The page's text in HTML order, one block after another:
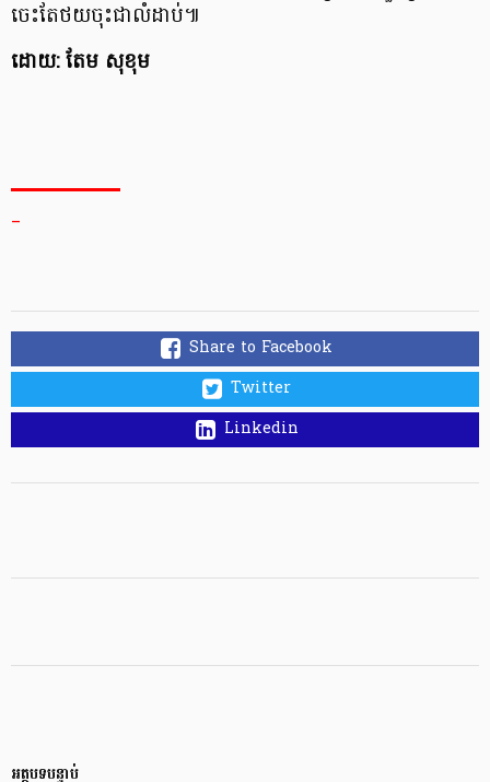
ចេះតែថយចុះជាលំដាប់៕
ដោយ: តែម សុខុម
_
Share to Facebook
Twitter
Linkedin
អត្ថបទបន្ទាប់